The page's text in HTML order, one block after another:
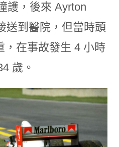
護，後來 Ayrton
送到醫院，但當時頭
，在事故發生 4 小時
歲。